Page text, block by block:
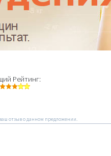
Рейтинг:
отзыв о данном предложении.